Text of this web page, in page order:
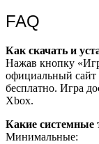
FAQ
Как скачать и
Нажав кнопку
официальный сайт
бесплатно. Игра
Xbox.
Какие системные
Минимальные: